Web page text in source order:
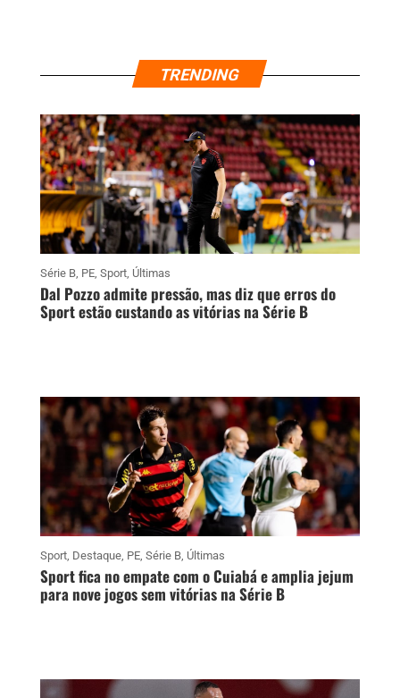
TRENDING
Série B, PE, Sport, Últimas
Dal Pozzo admite pressão, mas diz que erros do
Sport estão custando as vitórias na Série B
Sport, Destaque, PE, Série B, Últimas
Sport fica no empate com o Cuiabá e amplia jejum
para nove jogos sem vitórias na Série B